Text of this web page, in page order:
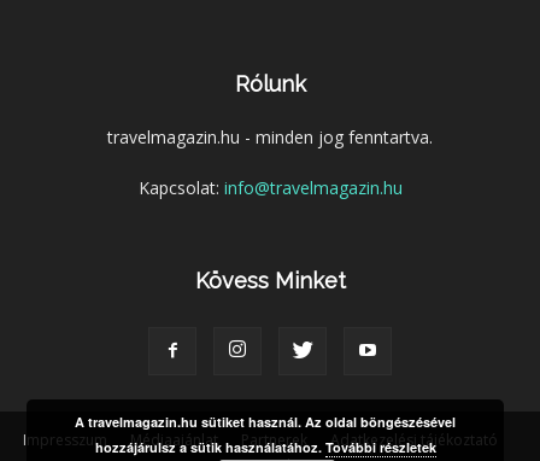
Rólunk
travelmagazin.hu - minden jog fenntartva.
Kapcsolat: info@travelmagazin.hu
Kövess Minket
Impresszum Médiaajánlat Partnerek
Adatkezelési tájékoztató
A travelmagazin.hu sütiket használ. Az oldal böngészésével
hozzájárulsz a sütik használatához. További részletek